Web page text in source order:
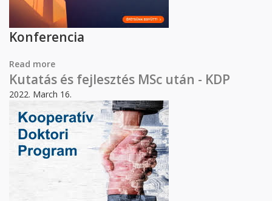
Konferencia
Read more
Kutatás és fejlesztés MSc után - KDP
2022. March 16.